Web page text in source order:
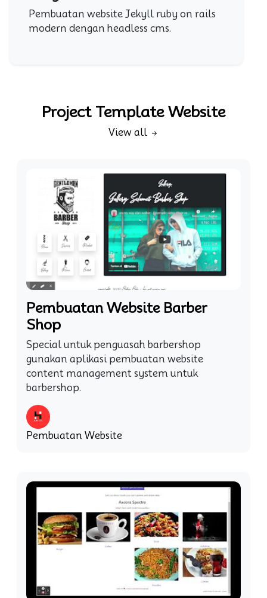
Pembuatan website Jekyll ruby on rails
modern dengan headless cms.
Project Template Website
View all
Pembuatan Website Barber
Shop
Special untuk penguasah barbershop
gunakan aplikasi pembuatan website
content management system untuk
barbershop.
Pembuatan Website